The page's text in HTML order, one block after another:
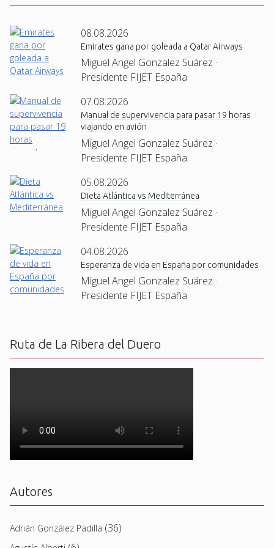
08.08.2026
Emirates gana por goleada a Qatar Airways
Miguel Angel Gonzalez Suárez ·
Presidente FIJET España
07.08.2026
Manual de supervivencia para pasar 19 horas
viajando en avión
Miguel Angel Gonzalez Suárez ·
Presidente FIJET España
05.08.2026
Dieta Atlántica vs Mediterránea
Miguel Angel Gonzalez Suárez ·
Presidente FIJET España
04.08.2026
Esperanza de vida en España por comunidades
Miguel Angel Gonzalez Suárez ·
Presidente FIJET España
Ruta de La Ribera del Duero
Autores
Adrián González Padilla (36)